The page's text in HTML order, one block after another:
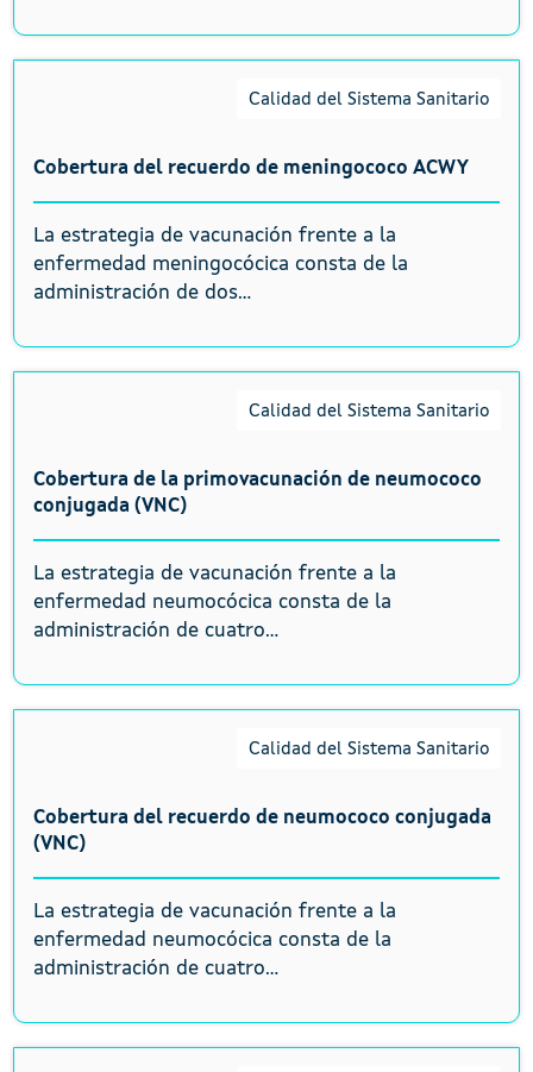
Calidad del Sistema Sanitario
Cobertura del recuerdo de meningococo ACWY
La estrategia de vacunación frente a la
enfermedad meningocócica consta de la
administración de dos...
Calidad del Sistema Sanitario
Cobertura de la primovacunación de neumococo
conjugada (VNC)
La estrategia de vacunación frente a la
enfermedad neumocócica consta de la
administración de cuatro...
Calidad del Sistema Sanitario
Cobertura del recuerdo de neumococo conjugada
(VNC)
La estrategia de vacunación frente a la
enfermedad neumocócica consta de la
administración de cuatro...